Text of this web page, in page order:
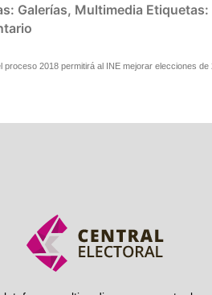
Galerías, Multimedia Etiquetas: